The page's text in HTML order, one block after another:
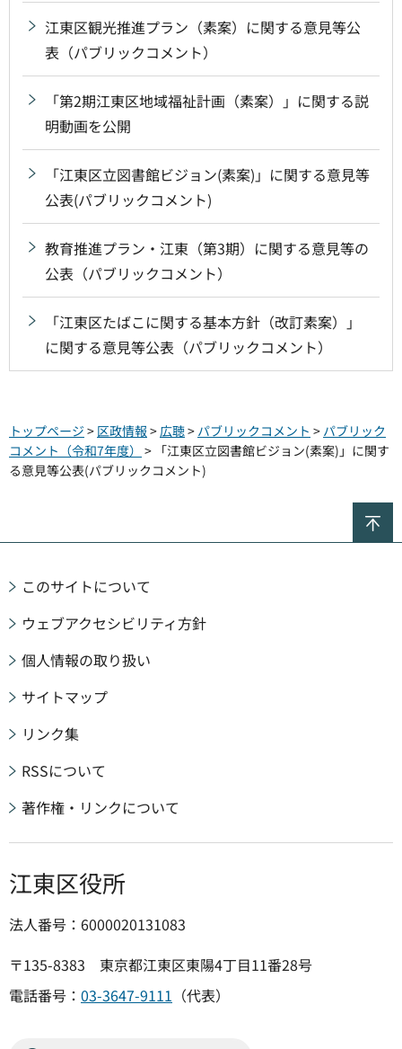
江東区観光推進プラン（素案）に関する意見等公
表（パブリックコメント）
「第2期江東区地域福祉計画（素案）」に関する説
明動画を公開
「江東区立図書館ビジョン(素案)」に関する意見等
公表(パブリックコメント)
教育推進プラン・江東（第3期）に関する意見等の
公表（パブリックコメント）
「江東区たばこに関する基本方針（改訂素案）」
に関する意見等公表（パブリックコメント）
トップページ > 区政情報 > 広聴> パブリックコメント > パブリック
コメント（令和7年度） > 「江東区立図書館ビジョン(素案)」に関す
る意見等公表(パブリックコメント)
このサイトについて
ウェブアクセシビリティ方針
個人情報の取り扱い
サイトマップ
リンク集
RSSについて
著作権・リンクについて
江東区役所
法人番号：6000020131083
〒135-8383 東京都江東区東陽4丁目11番28号
電話番号： 03-3647-9111 （代表）